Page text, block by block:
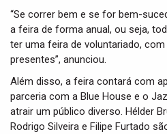
“Se correr bem e se for bem-
a feira de forma anual, ou seja,
ter uma feira de voluntariado,
presentes”, anunciou.
Além disso, a feira contará com
parceria com a Blue House e o
atrair um público diverso. Hélder
Rodrigo Silveira e Filipe Furtado